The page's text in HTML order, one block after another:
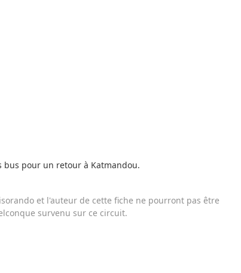
bus pour un retour à Katmandou.
et l'auteur de cette fiche ne pourront pas être
survenu sur ce circuit.